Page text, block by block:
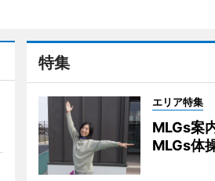
特集
エリア特集
MLGs案
MLGs体